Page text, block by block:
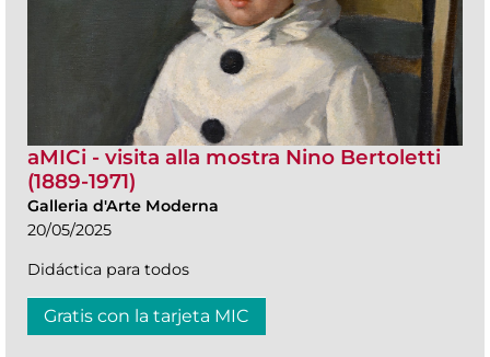
aMICi - visita alla mostra Nino Bertoletti
(1889-1971)
Galleria d'Arte Moderna
20/05/2025
Didáctica para todos
Gratis con la tarjeta MIC